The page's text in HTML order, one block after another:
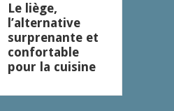
Le liège,
l’alternative
surprenante et
confortable
pour la cuisine